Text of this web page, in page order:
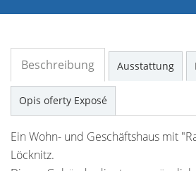
Beschreibung Ausstattung
Opis oferty Exposé
Ein Wohn- und Geschäftshaus mit
Löcknitz.